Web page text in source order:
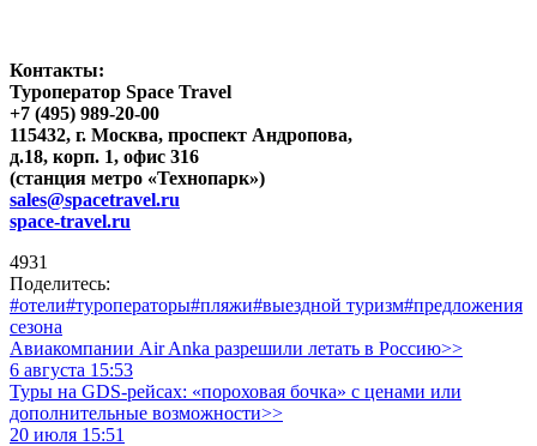
Контакты:
Туроператор Space Travel
+7 (495) 989-20-00
115432, г. Москва, проспект Андропова,
д.18, корп. 1, офис 316
(станция метро «Технопарк»)
sales@spacetravel.ru
space-travel.ru
4931
Поделитесь:
#отели#туроператоры#пляжи#выездной туризм#предложения
сезона
Авиакомпании Air Anka разрешили летать в Россию>>
6 августа 15:53
Туры на GDS-рейсах: «пороховая бочка» с ценами или
дополнительные возможности>>
20 июля 15:51